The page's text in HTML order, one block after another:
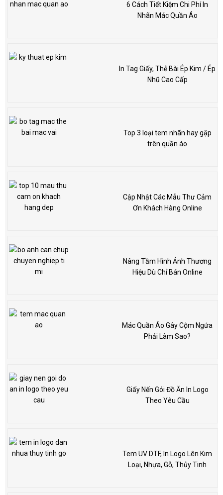
6 Cách Tiết Kiệm Chi Phí In
Nhãn Mác Quần Áo
In Tag Giấy, Thẻ Bài Ép Kim / Ép
Nhũ Cao Cấp
Top 3 loại tem nhãn hay gặp
trên quần áo
Cập Nhật Các Mẫu Thư Cảm
Ơn Khách Hàng Online
Nâng Tầm Hình Ảnh Thương
Hiệu Dù Chỉ Bán Online
Mác Quần Áo Gây Cộm Ngứa
Phải Làm Sao?
Giấy Nến Gói Đồ Ăn In Logo
Theo Yêu Cầu
Tem UV DTF, In Logo Lên Kim
Loại, Nhựa, Gỗ, Thủy Tinh